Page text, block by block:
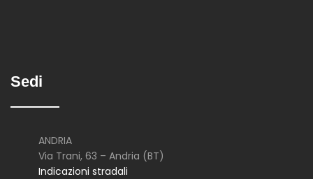
Sedi
ANDRIA
Via Trani, 63 – Andria (BT)
Indicazioni stradali